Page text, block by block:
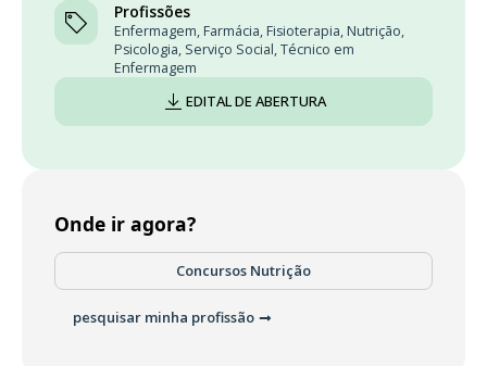
Profissões
Enfermagem, Farmácia, Fisioterapia, Nutrição,
Psicologia, Serviço Social,Técnico em
Enfermagem
EDITAL DE ABERTURA
Onde ir agora?
Concursos Nutrição
pesquisar minha profissão